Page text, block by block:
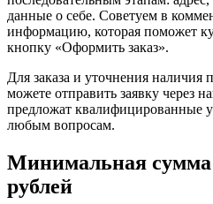
данные о себе. Советуем в
информацию, которая поможет
кнопку «Оформить заказ».
Для заказа и уточнения наличия
можете отправить заявку через
предложат квалифицированные
любым вопросам.
Минимальная сумма
рублей